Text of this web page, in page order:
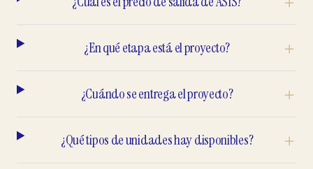
¿En qué etapa está el proyecto?
¿Cuándo se entrega el proyecto?
¿Qué tipos de unidades hay disponibles?